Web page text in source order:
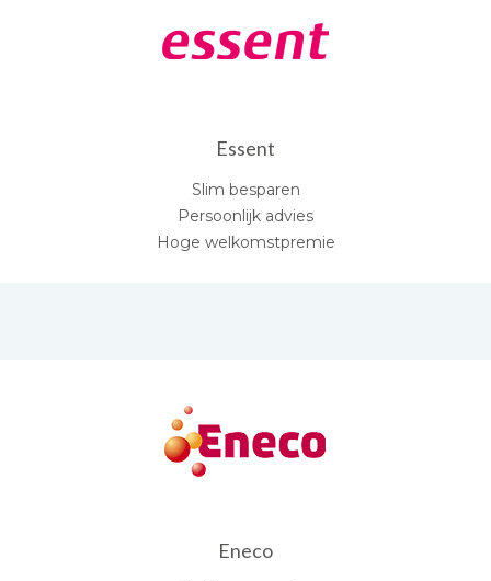
Essent
Slim besparen
Persoonlijk advies
Hoge welkomstpremie
Eneco